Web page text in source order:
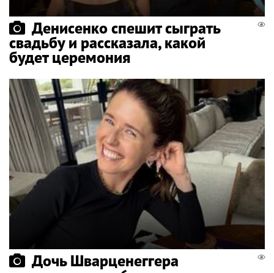
Денисенко спешит сыграть
свадьбу и рассказала, какой
будет церемония
Дочь Шварценеггера